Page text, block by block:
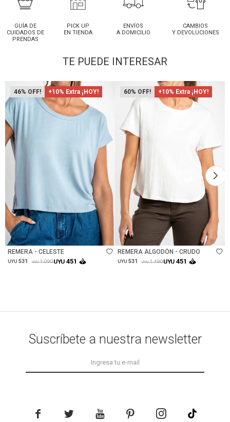
GUÍA DE
CUIDADOS DE
PRENDAS
PICK UP
EN TIENDA
ENVÍOS
A DOMICILIO
CAMBIOS
Y DEVOLUCIONES
TE PUEDE INTERESAR
46 +10% Extra ¡HOY!
Talle
REMERA - CELESTE
UYU 531 UYU 1.090UYU 451
60 +10% Extra ¡HOY!
REMERA ALGODÓN - CRUDO
UYU 531 UYU 1.490UYU 451
Suscríbete a nuestra newsletter
    